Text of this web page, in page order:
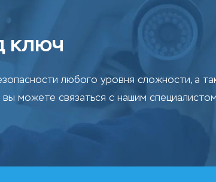
ключ
любого уровня сложности, а
можете связаться с нашим